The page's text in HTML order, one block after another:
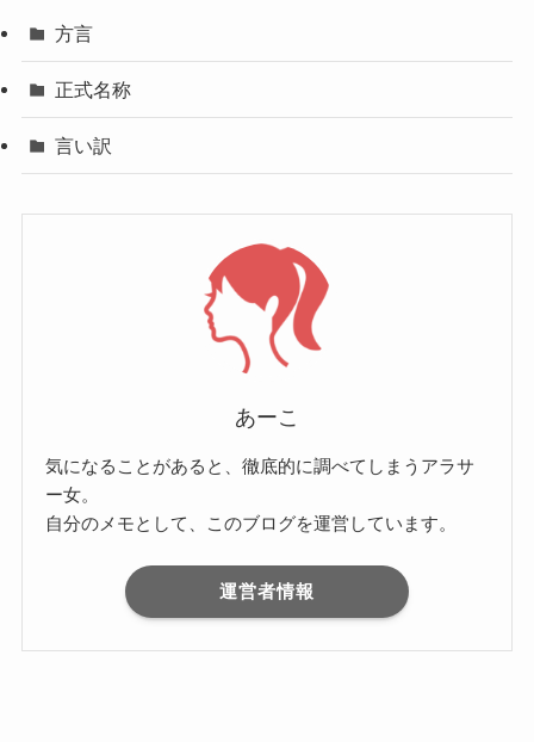
方言
正式名称
言い訳
あーこ
気になることがあると、徹底的に調べてしまうアラサ
ー女。
自分のメモとして、このブログを運営しています。
運営者情報